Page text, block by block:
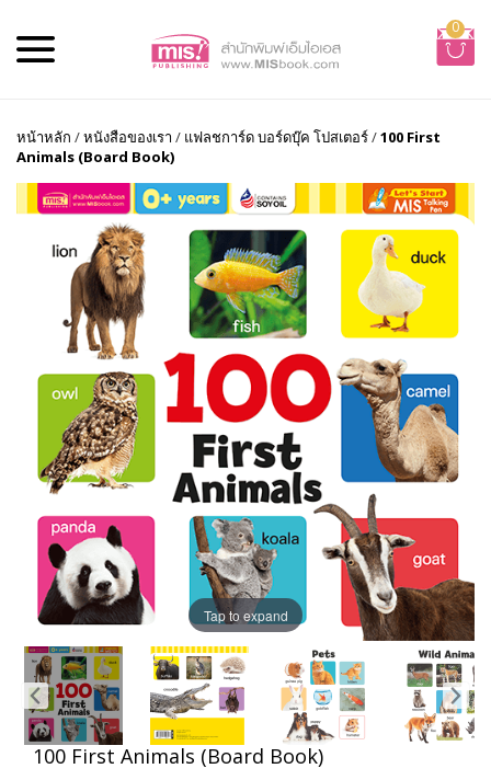
0
หน้าหลัก /หนังสือของเรา / แฟลชการ์ด บอร์ดบุ๊ค โปสเตอร์/100 First
Animals (Board Book)
Tap to expand
100 First Animals (Board Book)